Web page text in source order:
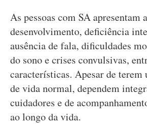
As pessoas com SA apresentam
desenvolvimento, deficiência
ausência de fala, dificuldades
do sono e crises convulsivas,
características. Apesar de terem
de vida normal, dependem
cuidadores e de
ao longo da vida.